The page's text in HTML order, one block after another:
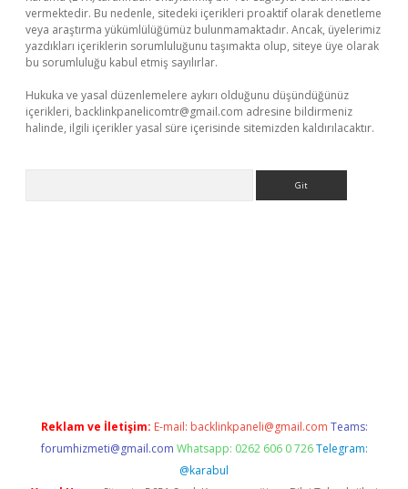
vermektedir. Bu nedenle, sitedeki içerikleri proaktif olarak denetleme
veya araştırma yükümlülüğümüz bulunmamaktadır. Ancak, üyelerimiz
yazdıkları içeriklerin sorumluluğunu taşımakta olup, siteye üye olarak
bu sorumluluğu kabul etmiş sayılırlar.
Hukuka ve yasal düzenlemelere aykırı olduğunu düşündüğünüz
içerikleri, backlinkpanelicomtr@gmail.com adresine bildirmeniz
halinde, ilgili içerikler yasal süre içerisinde sitemizden kaldırılacaktır.
Reklam ve İletişim: E-mail: backlinkpaneli@gmail.com Teams:
forumhizmeti@gmail.com Whatsapp: 0262 606 0 726 Telegram:
@karabul